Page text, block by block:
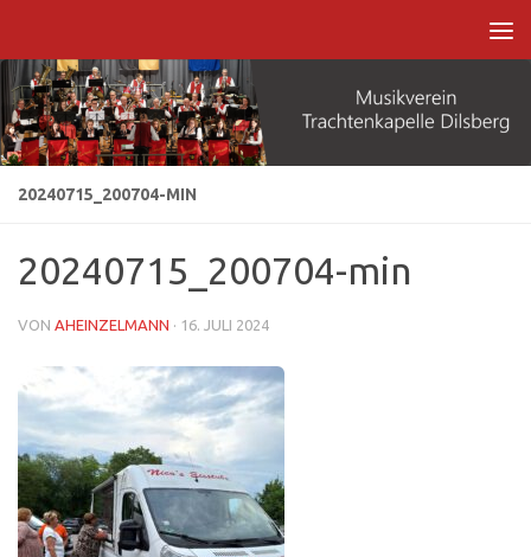
20240715_200704-MIN
20240715_200704-min
VON AHEINZELMANN · 16. JULI 2024